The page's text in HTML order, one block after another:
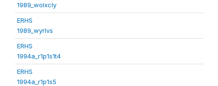
1989_wolxcly
ERHS
1989_wyrlvs
ERHS
1994a_r1p1s1t4
ERHS
1994a_r1p1s5